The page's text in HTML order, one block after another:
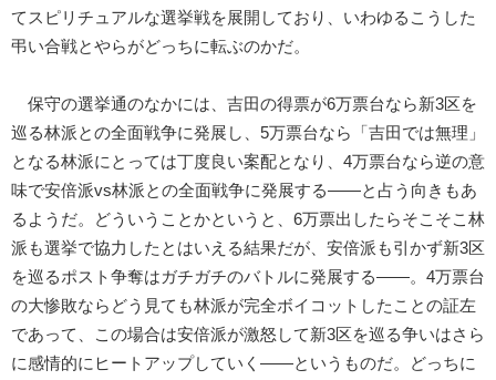
てスピリチュアルな選挙戦を展開しており、いわゆるこうした
弔い合戦とやらがどっちに転ぶのかだ。
保守の選挙通のなかには、吉田の得票が6万票台なら新3区を
巡る林派との全面戦争に発展し、5万票台なら「吉田では無理」
となる林派にとっては丁度良い案配となり、4万票台なら逆の意
味で安倍派vs林派との全面戦争に発展する――と占う向きもあ
るようだ。どういうことかというと、6万票出したらそこそこ林
派も選挙で協力したとはいえる結果だが、安倍派も引かず新3区
を巡るポスト争奪はガチガチのバトルに発展する――。4万票台
の大惨敗ならどう見ても林派が完全ボイコットしたことの証左
であって、この場合は安倍派が激怒して新3区を巡る争いはさら
に感情的にヒートアップしていく――というものだ。どっちに